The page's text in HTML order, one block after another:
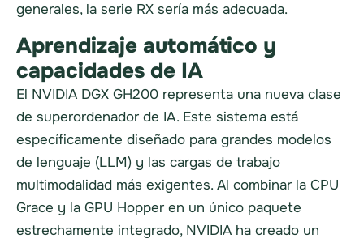
generales, la serie RX sería más adecuada.
Aprendizaje automático y
capacidades de IA
El NVIDIA DGX GH200 representa una nueva clase
de superordenador de IA. Este sistema está
específicamente diseñado para grandes modelos
de lenguaje (LLM) y las cargas de trabajo
multimodalidad más exigentes. Al combinar la CPU
Grace y la GPU Hopper en un único paquete
estrechamente integrado, NVIDIA ha creado un